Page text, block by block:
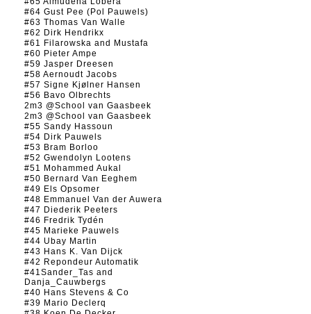
#64 Gust Pee (Pol Pauwels)
#63 Thomas Van Walle
#62 Dirk Hendrikx
#61 Filarowska and Mustafa
#60 Pieter Ampe
#59 Jasper Dreesen
#58 Aernoudt Jacobs
#57 Signe Kjølner Hansen
#56 Bavo Olbrechts
2m3 @School van Gaasbeek
2m3 @School van Gaasbeek
#55 Sandy Hassoun
#54 Dirk Pauwels
#53 Bram Borloo
#52 Gwendolyn Lootens
#51 Mohammed Aukal
#50 Bernard Van Eeghem
#49 Els Opsomer
#48 Emmanuel Van der Auwera
#47 Diederik Peeters
#46 Fredrik Tydén
#45 Marieke Pauwels
#44 Ubay Martin
#43 Hans K. Van Dijck
#42 Repondeur Automatik
#41Sander_Tas and
Danja_Cauwbergs
#40 Hans Stevens & Co
#39 Mario Declerq